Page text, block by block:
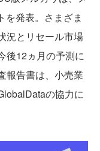
を発表。さまざま
況とリセール市場
後12ヵ月の予測に
報告書は、小売業
の協力に